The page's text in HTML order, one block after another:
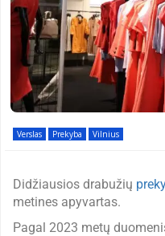
Verslas Prekyba Vilnius
Didžiausios drabužių
metines apyvartas.
Pagal 2023 metų